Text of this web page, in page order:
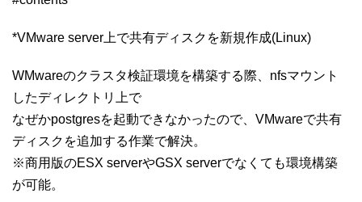
*VMware server上で共有ディスクを新規作成(Linux)
WMwareのクラスタ検証環境を構築する際、nfsマウント
したディレクトリ上で
なぜかpostgresを起動できなかったので、VMwareで共有
ディスクを追加する作業で解決。
※商用版のESX serverやGSX serverでなくても環境構築
が可能。